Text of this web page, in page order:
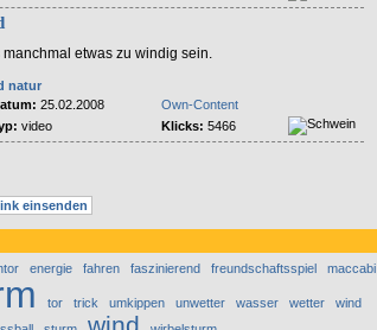
etwas zu windig sein.
natur
25.02.2008
Own-Content
video Klicks: 5466
einsenden
energie fahren faszinierend freundschaftsspiel maccabi
tor trick umkippen unwetter wasser wetter
wind